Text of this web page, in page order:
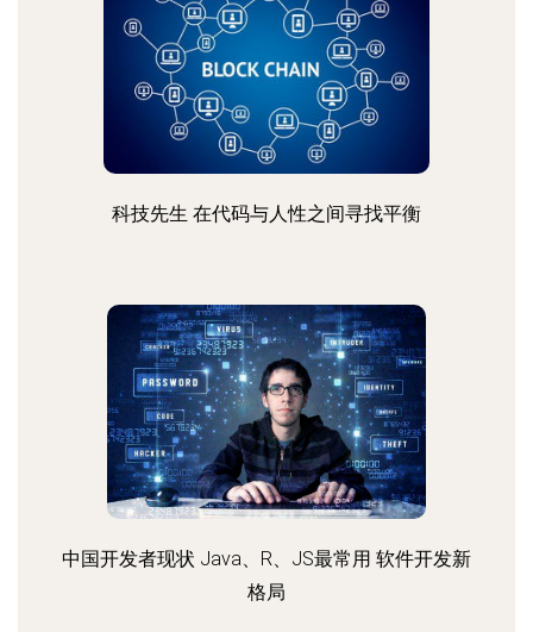
科技先生 在代码与人性之间寻找平衡
中国开发者现状 Java、R、JS最常用 软件开发新
格局